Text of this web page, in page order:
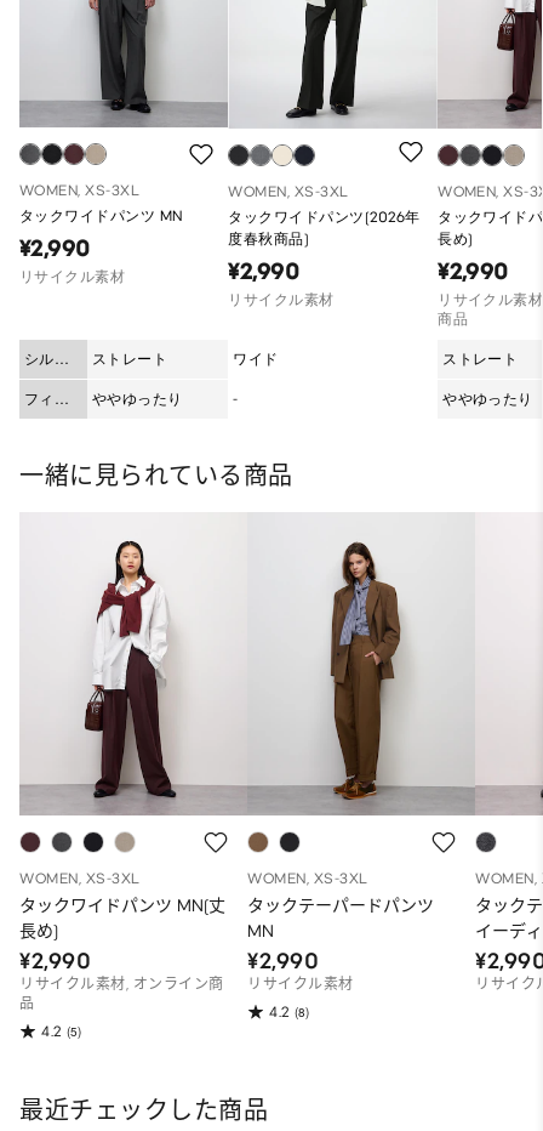
WOMEN, XS-3XL
タックワイドパンツ MN
¥2,990
リサイクル素材
シルエ
ット
ストレート
フィッ
ト
ややゆったり
WOMEN, XS-3XL
タックワイドパンツ(2026年
度春秋商品)
¥2,990
リサイクル素材
ワイド
-
WOMEN, XS-
タックワイド
長め)
¥2,990
リサイクル素
商品
ストレート
ややゆったり
一緒に見られている商品
WOMEN, XS-3XL
タックワイドパンツ MN(丈
長め)
¥2,990
リサイクル素材, オンライン商
品
4.2 (5)
WOMEN, XS-3XL
タックテーパードパンツ
MN
¥2,990
リサイクル素材
4.2 (8)
WOMEN,
タック
イーデ
リサイク
最近チェックした商品